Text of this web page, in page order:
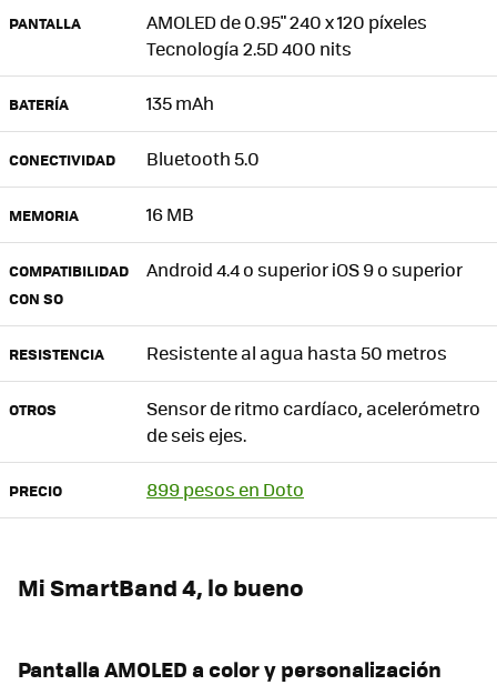
PANTALLA
AMOLED de 0.95" 240 x 120 píxeles
Tecnología 2.5D 400 nits
BATERÍA 135 mAh
CONECTIVIDAD Bluetooth 5.0
MEMORIA 16 MB
COMPATIBILIDAD
CON SO
Android 4.4 o superior iOS 9 o superior
RESISTENCIA Resistente al agua hasta 50 metros
OTROS
Sensor de ritmo cardíaco, acelerómetro
de seis ejes.
PRECIO 899 pesos en Doto
Mi SmartBand 4, lo bueno
Pantalla AMOLED a color y personalización